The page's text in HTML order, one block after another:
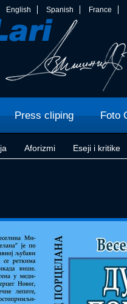
English Spanish France
Press cliping Foto
Aforizmi Eseji i kritike